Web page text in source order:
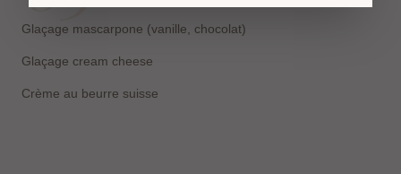
Glaçage mascarpone (vanille, chocolat)
Glaçage cream cheese
Crème au beurre suisse